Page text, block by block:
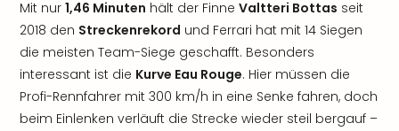
Mit nur 1,46 Minuten hält der Finne Valtteri Bottas seit
2018 den Streckenrekord und Ferrari hat mit 14 Siegen
die meisten Team-Siege geschafft. Besonders
interessant ist die Kurve Eau Rouge. Hier müssen die
Profi-Rennfahrer mit 300 km/h in eine Senke fahren, doch
beim Einlenken verläuft die Strecke wieder steil bergauf –